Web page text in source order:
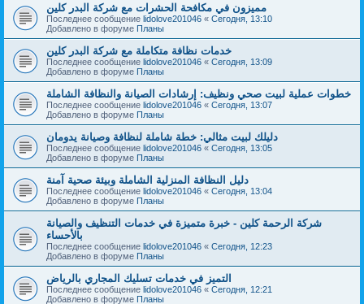
مميزون في مكافحة الحشرات مع شركة البدر كلين
Последнее сообщение lidolove201046 « Сегодня, 13:10
Добавлено в форуме Планы
خدمات نظافة متكاملة مع شركة البدر كلين
Последнее сообщение lidolove201046 « Сегодня, 13:09
Добавлено в форуме Планы
خطوات عملية لبيت صحي ونظيف: إرشادات الصيانة والنظافة الشاملة
Последнее сообщение lidolove201046 « Сегодня, 13:07
Добавлено в форуме Планы
دليلك لبيت مثالي: خطة شاملة لنظافة وصيانة يدومان
Последнее сообщение lidolove201046 « Сегодня, 13:05
Добавлено в форуме Планы
دليل النظافة المنزلية الشاملة وبيئة صحية آمنة
Последнее сообщение lidolove201046 « Сегодня, 13:04
Добавлено в форуме Планы
شركة الرحمة كلين - خبرة متميزة في خدمات التنظيف والصيانة
بالأحساء
Последнее сообщение lidolove201046 « Сегодня, 12:23
Добавлено в форуме Планы
التميز في خدمات تسليك المجاري بالرياض
Последнее сообщение lidolove201046 « Сегодня, 12:21
Добавлено в форуме Планы